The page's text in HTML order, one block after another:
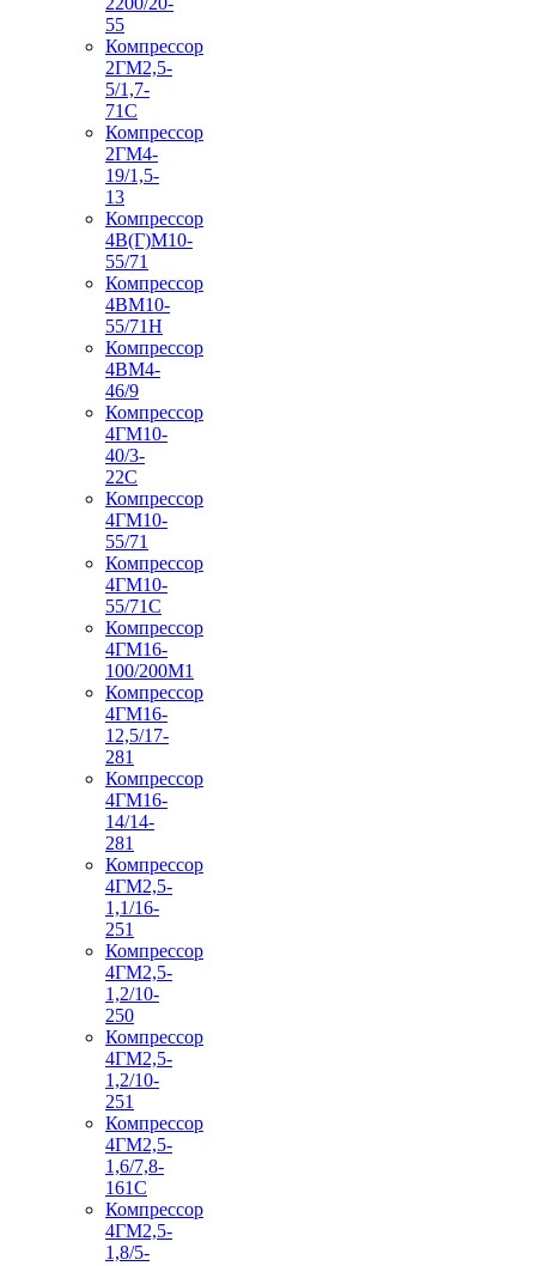
55
Компрессор
2ГМ2,5-
5/1,7-
71С
Компрессор
2ГМ4-
19/1,5-
13
Компрессор
4В(Г)М10-
55/71
Компрессор
4ВМ10-
55/71Н
Компрессор
4ВМ4-
46/9
Компрессор
4ГМ10-
40/3-
22С
Компрессор
4ГМ10-
55/71
Компрессор
4ГМ10-
55/71С
Компрессор
4ГМ16-
100/200М1
Компрессор
4ГМ16-
12,5/17-
281
Компрессор
4ГМ16-
14/14-
281
Компрессор
4ГМ2,5-
1,1/16-
251
Компрессор
4ГМ2,5-
1,2/10-
250
Компрессор
4ГМ2,5-
1,2/10-
251
Компрессор
4ГМ2,5-
1,6/7,8-
161С
Компрессор
4ГМ2,5-
1,8/5-